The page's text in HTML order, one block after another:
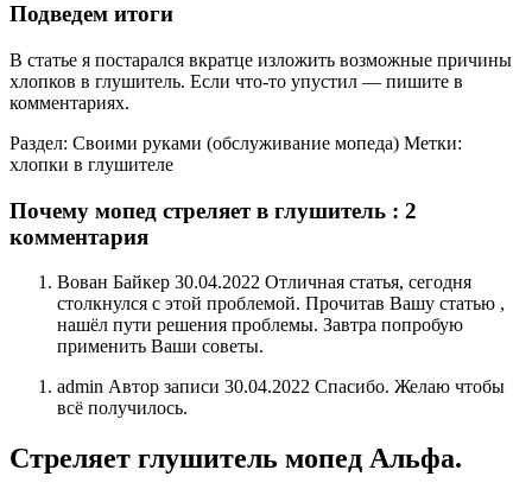
Подведем итоги
В статье я постарался вкратце изложить возможные причины
хлопков в глушитель. Если что-то упустил — пишите в
комментариях.
Раздел: Своими руками (обслуживание мопеда) Метки:
хлопки в глушителе
Почему мопед стреляет в глушитель : 2
комментария
Вован Байкер 30.04.2022 Отличная статья, сегодня
столкнулся с этой проблемой. Прочитав Вашу статью ,
нашёл пути решения проблемы. Завтра попробую
применить Ваши советы.
admin Автор записи 30.04.2022 Спасибо. Желаю чтобы
всë получилось.
Стреляет глушитель мопед Альфа.